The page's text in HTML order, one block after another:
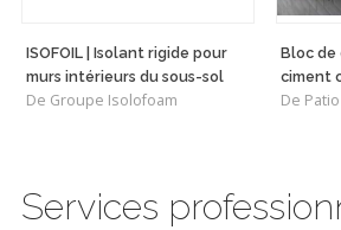
ISOFOIL | Isolant rigide pour
murs intérieurs du sous-sol
De Groupe Isolofoam
Bloc de
ciment
De
Services